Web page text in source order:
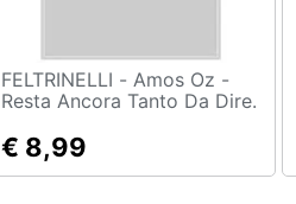
FELTRINELLI - Amos Oz -
Resta Ancora Tanto Da Dire.
€ 8,99